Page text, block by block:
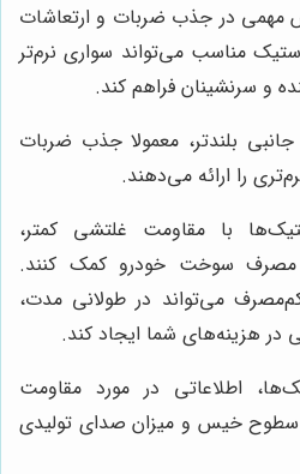
مهمی در جذب ضربات و ارتعاشات
مناسب می‌تواند سواری نرم‌تر
و سرنشینان فراهم کند.
جانبی بلندتر، معمولا جذب ضربات
را ارائه می‌دهند.
با مقاومت غلتشی کمتر،
مصرف سوخت خودرو کمک کنند.
می‌تواند در طولانی مدت،
در هزینه‌های شما ایجاد کند.
اطلاعاتی در مورد مقاومت
خیس و میزان صدای تولیدی